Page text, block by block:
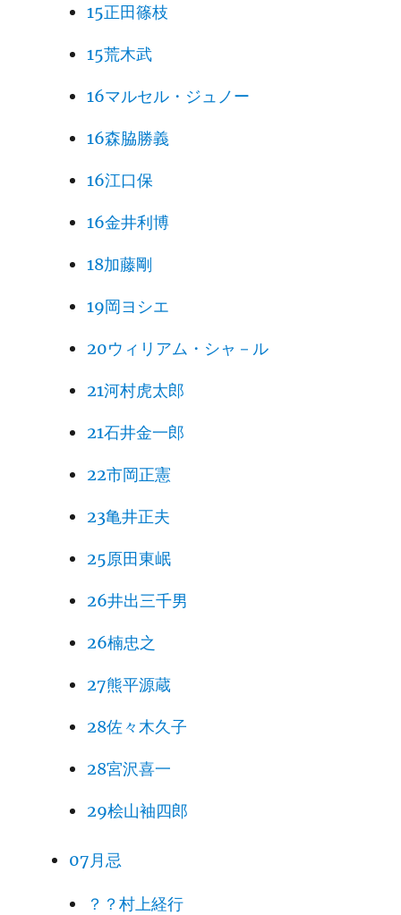
15正田篠枝
15荒木武
16マルセル・ジュノー
16森脇勝義
16江口保
16金井利博
18加藤剛
19岡ヨシエ
20ウィリアム・シャ－ル
21河村虎太郎
21石井金一郎
22市岡正憲
23亀井正夫
25原田東岷
26井出三千男
26楠忠之
27熊平源蔵
28佐々木久子
28宮沢喜一
29桧山袖四郎
07月忌
？？村上経行